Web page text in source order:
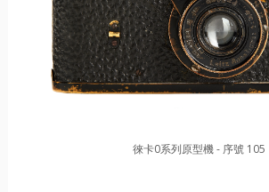
徠卡0系列原型機 - 序號 105